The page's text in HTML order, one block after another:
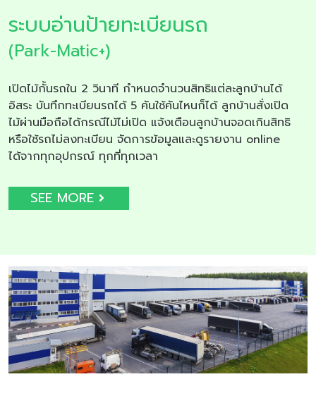
ระบบอ่านป้ายทะเบียนรถ
(Park-Matic+)
เปิดไม้กั้นรถใน 2 วินาที กำหนดจำนวนสิทธิแต่ละลูกบ้านได้
อิสระ บันทึกทะเบียนรถได้ 5 คันใช้คันไหนก็ได้ ลูกบ้านสั่งเปิด
ไม้ผ่านมือถือได้กรณีไม้ไม่เปิด แจ้งเตือนลูกบ้านจอดเกินสิทธิ
หรือใช้รถไม่ลงทะเบียน จัดการข้อมูลและดูรายงาน online
ได้จากทุกอุปกรณ์ ทุกที่ทุกเวลา
SEE MORE